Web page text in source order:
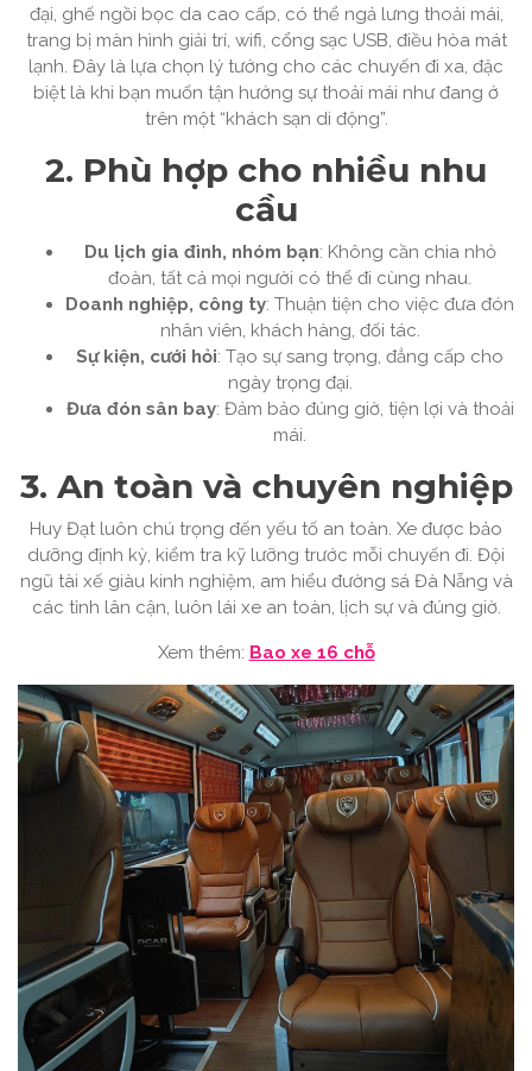
đại, ghế ngồi bọc da cao cấp, có thể ngả lưng thoải mái,
trang bị màn hình giải trí, wifi, cổng sạc USB, điều hòa mát
lạnh. Đây là lựa chọn lý tưởng cho các chuyến đi xa, đặc
biệt là khi bạn muốn tận hưởng sự thoải mái như đang ở
trên một “khách sạn di động”.
2. Phù hợp cho nhiều nhu
cầu
Du lịch gia đình, nhóm bạn: Không cần chia nhỏ
đoàn, tất cả mọi người có thể đi cùng nhau.
Doanh nghiệp, công ty: Thuận tiện cho việc đưa đón
nhân viên, khách hàng, đối tác.
Sự kiện, cưới hỏi: Tạo sự sang trọng, đẳng cấp cho
ngày trọng đại.
Đưa đón sân bay: Đảm bảo đúng giờ, tiện lợi và thoải
mái.
3. An toàn và chuyên nghiệp
Huy Đạt luôn chú trọng đến yếu tố an toàn. Xe được bảo
dưỡng định kỳ, kiểm tra kỹ lưỡng trước mỗi chuyến đi. Đội
ngũ tài xế giàu kinh nghiệm, am hiểu đường sá Đà Nẵng và
các tỉnh lân cận, luôn lái xe an toàn, lịch sự và đúng giờ.
Xem thêm: Bao xe 16 chỗ